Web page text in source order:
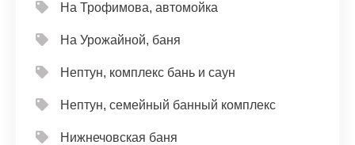
На Трофимова, автомойка
На Урожайной, баня
Нептун, комплекс бань и саун
Нептун, семейный банный комплекс
Нижнечовская баня